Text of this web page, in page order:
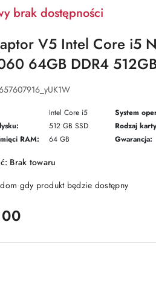
brak dostępności
V5 Intel Core i5
64GB DDR4
Intel Core i5 System
512 GB SSD Rodzaj
RAM:
64 GB Gwarancja:
Brak towaru
gdy produkt będzie dostępny